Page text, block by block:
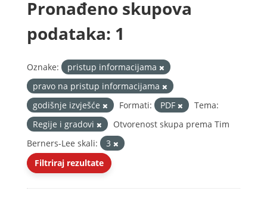
Pronađeno skupova
podataka: 1
Oznake:
pristup informacijama
pravo na pristup informacijama
godišnje izvješće
Formati: PDF
Tema:
Regije i gradovi
Otvorenost skupa prema Tim
Berners-Lee skali:
3
Filtriraj rezultate